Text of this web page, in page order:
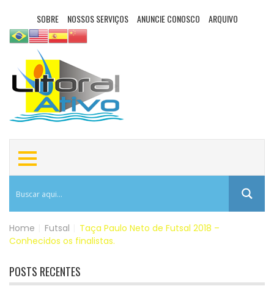
SOBRE NOSSOS SERVIÇOS ANUNCIE CONOSCO ARQUIVO
Home Futsal
Taça Paulo Neto de Futsal 2018 –
Conhecidos os finalistas.
POSTS RECENTES